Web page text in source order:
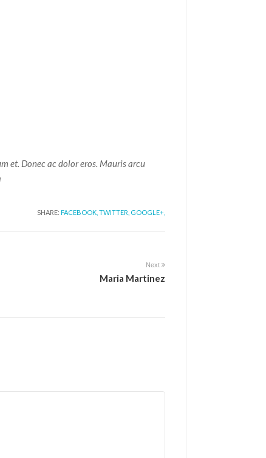
et. Donec ac dolor eros. Mauris arcu
SHARE: FACEBOOK, TWITTER, GOOGLE+,
Next
Maria Martinez